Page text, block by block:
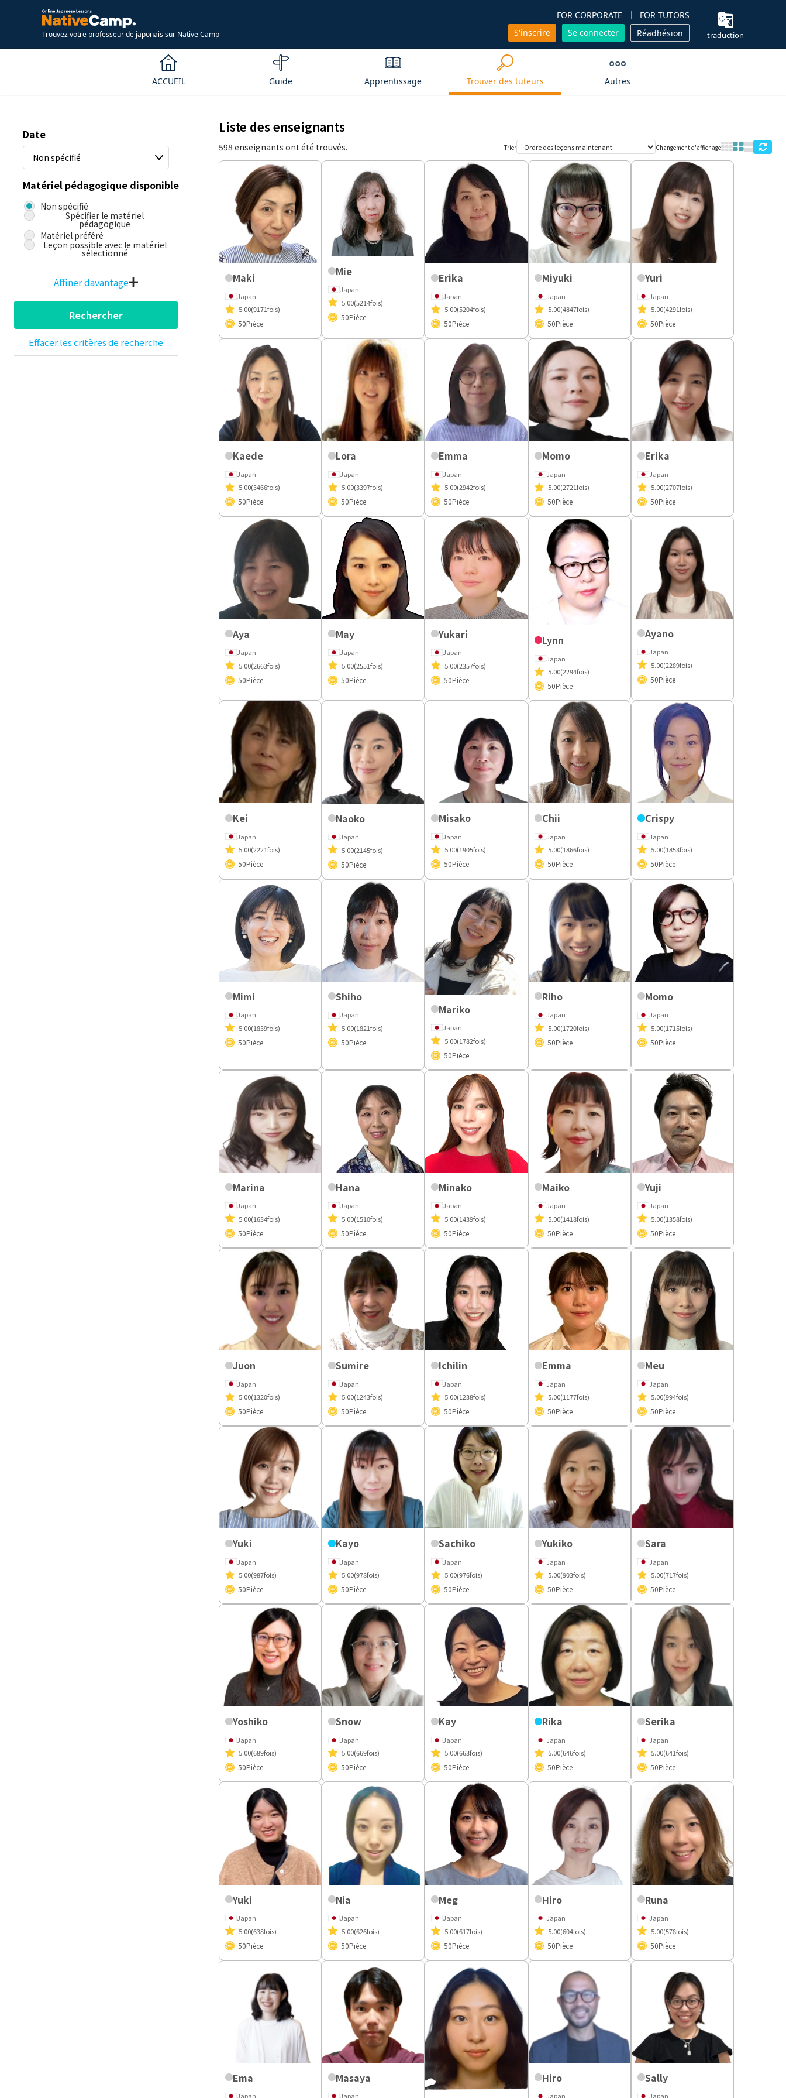
Trouvez votre professeur de japonais sur Native Camp
FOR CORPORATE
FOR TUTORS
S'inscrire
Se connecter Réadhésion traduction
ACCUEIL Guide Apprentissage Trouver des tuteurs Autres
Date
Non spécifié
Matériel pédagogique disponible
Non spécifié
Spécifier le matériel
pédagogique
Matériel préféré
Leçon possible avec le matériel
sélectionné
Affiner davantage
Rechercher
Effacer les critères de recherche
Liste des enseignants
598 enseignants ont été trouvés. Trier Changement d'affichage
Maki
Japan
5.00(9171fois)
50Pièce
Mie
Japan
5.00(5214fois)
50Pièce
Erika
Japan
5.00(5204fois)
50Pièce
Miyuki
Japan
5.00(4847fois)
50Pièce
Yuri
Japan
5.00(4291fois)
50Pièce
Kaede
Japan
5.00(3466fois)
50Pièce
Lora
Japan
5.00(3397fois)
50Pièce
Emma
Japan
5.00(2942fois)
50Pièce
Momo
Japan
5.00(2721fois)
50Pièce
Erika
Japan
5.00(2707fois)
50Pièce
Aya
Japan
5.00(2663fois)
50Pièce
May
Japan
5.00(2551fois)
50Pièce
Yukari
Japan
5.00(2357fois)
50Pièce
Lynn
Japan
5.00(2294fois)
50Pièce
Ayano
Japan
5.00(2289fois)
50Pièce
Kei
Japan
5.00(2221fois)
50Pièce
Naoko
Japan
5.00(2145fois)
50Pièce
Misako
Japan
5.00(1905fois)
50Pièce
Chii
Japan
5.00(1866fois)
50Pièce
Crispy
Japan
5.00(1853fois)
50Pièce
Mimi
Japan
5.00(1839fois)
50Pièce
Shiho
Japan
5.00(1821fois)
50Pièce
Mariko
Japan
5.00(1782fois)
50Pièce
Riho
Japan
5.00(1720fois)
50Pièce
Momo
Japan
5.00(1715fois)
50Pièce
Marina
Japan
5.00(1634fois)
50Pièce
Hana
Japan
5.00(1510fois)
50Pièce
Minako
Japan
5.00(1439fois)
50Pièce
Maiko
Japan
5.00(1418fois)
50Pièce
Yuji
Japan
5.00(1358fois)
50Pièce
Juon
Japan
5.00(1320fois)
50Pièce
Sumire
Japan
5.00(1243fois)
50Pièce
Ichilin
Japan
5.00(1238fois)
50Pièce
Emma
Japan
5.00(1177fois)
50Pièce
Meu
Japan
5.00(994fois)
50Pièce
Yuki
Japan
5.00(987fois)
50Pièce
Kayo
Japan
5.00(978fois)
50Pièce
Sachiko
Japan
5.00(976fois)
50Pièce
Yukiko
Japan
5.00(903fois)
50Pièce
Sara
Japan
5.00(717fois)
50Pièce
Yoshiko
Japan
5.00(689fois)
50Pièce
Snow
Japan
5.00(669fois)
50Pièce
Kay
Japan
5.00(663fois)
50Pièce
Rika
Japan
5.00(646fois)
50Pièce
Serika
Japan
5.00(641fois)
50Pièce
Yuki
Japan
5.00(638fois)
50Pièce
Nia
Japan
5.00(626fois)
50Pièce
Meg
Japan
5.00(617fois)
50Pièce
Hiro
Japan
5.00(604fois)
50Pièce
Runa
Japan
5.00(578fois)
50Pièce
Ema
Japan
Masaya
Japan
Hiro
Japan
Sally
Japan